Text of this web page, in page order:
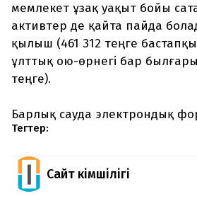
мемлекет ұзақ уақыт бойы
активтер де қайта пайда
қылыш (461 312 теңге
ұлттық ою-өрнегі бар
теңге).
Барлық сауда электрондық
Тегтер:
Сайт Әкімшілігі